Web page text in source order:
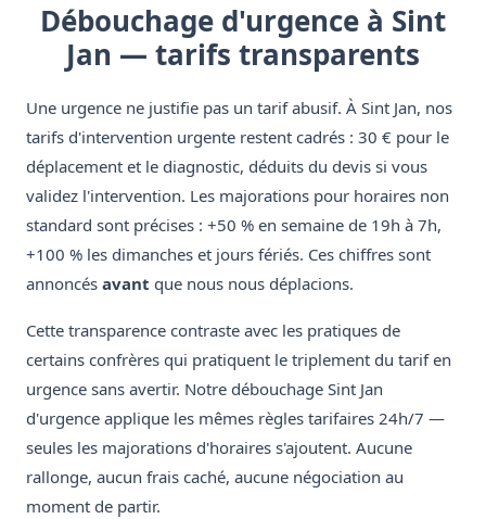
Débouchage d'urgence à Sint
Jan — tarifs transparents
Une urgence ne justifie pas un tarif abusif. À Sint Jan, nos
tarifs d'intervention urgente restent cadrés : 30 € pour le
déplacement et le diagnostic, déduits du devis si vous
validez l'intervention. Les majorations pour horaires non
standard sont précises : +50 % en semaine de 19h à 7h,
+100 % les dimanches et jours fériés. Ces chiffres sont
annoncés avant que nous nous déplacions.
Cette transparence contraste avec les pratiques de
certains confrères qui pratiquent le triplement du tarif en
urgence sans avertir. Notre débouchage Sint Jan
d'urgence applique les mêmes règles tarifaires 24h/7 —
seules les majorations d'horaires s'ajoutent. Aucune
rallonge, aucun frais caché, aucune négociation au
moment de partir.